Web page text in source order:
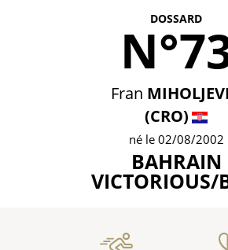
DOSSARD
Fran
(CRO)
né le 02/08/2002
BAHRAIN
VICTORIOUS/